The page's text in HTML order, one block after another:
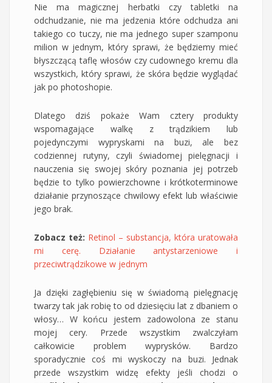
Nie ma magicznej herbatki czy tabletki na
odchudzanie, nie ma jedzenia które odchudza ani
takiego co tuczy, nie ma jednego super szamponu
milion w jednym, który sprawi, że będziemy mieć
błyszczącą taflę włosów czy cudownego kremu dla
wszystkich, który sprawi, że skóra będzie wyglądać
jak po photoshopie.
Dlatego dziś pokaże Wam cztery produkty
wspomagające walkę z trądzikiem lub
pojedynczymi wypryskami na buzi, ale bez
codziennej rutyny, czyli świadomej pielęgnacji i
nauczenia się swojej skóry poznania jej potrzeb
będzie to tylko powierzchowne i krótkoterminowe
działanie przynoszące chwilowy efekt lub właściwie
jego brak.
Zobacz też: Retinol – substancja, która uratowała
mi cerę. Działanie antystarzeniowe i
przeciwtrądzikowe w jednym
Ja dzięki zagłębieniu się w świadomą pielęgnację
twarzy tak jak robię to od dziesięciu lat z dbaniem o
włosy… W końcu jestem zadowolona ze stanu
mojej cery. Przede wszystkim zwalczyłam
całkowicie problem wyprysków. Bardzo
sporadycznie coś mi wyskoczy na buzi. Jednak
przede wszystkim widzę efekty jeśli chodzi o